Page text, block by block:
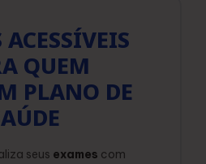
ACESSÍVEIS
QUEM
PLANO DE
seus exames com